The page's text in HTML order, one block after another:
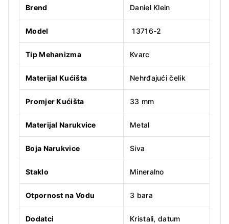
Brend Daniel Klein
Model 13716-2
Tip Mehanizma Kvarc
Materijal Kućišta Nehrđajući čelik
Promjer Kućišta 33 mm
Materijal Narukvice Metal
Boja Narukvice Siva
Staklo Mineralno
Otpornost na Vodu 3 bara
Dodatci Kristali, datum